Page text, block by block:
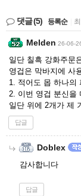
댓글(5) 등록순
Melden 26-06-
일단 칠흑 강화주문
영겁은 막바지에 사
1. 적어도 몹 하나의
2. 이번 영겁 분신을
일단 위에 2개가 제
답글
Doblex
감사합니다
답글